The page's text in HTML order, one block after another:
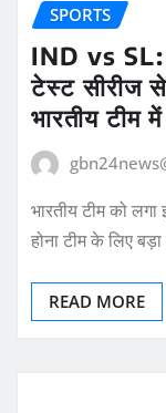
SPORTS
IND vs SL:
टेस्ट सीरीज
भारतीय टीम
भारतीय टीम को
होना टीम के लिए
READ MORE